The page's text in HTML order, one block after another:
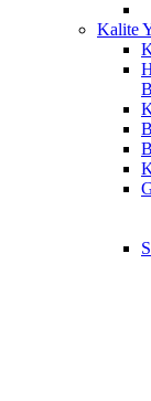
Kalite